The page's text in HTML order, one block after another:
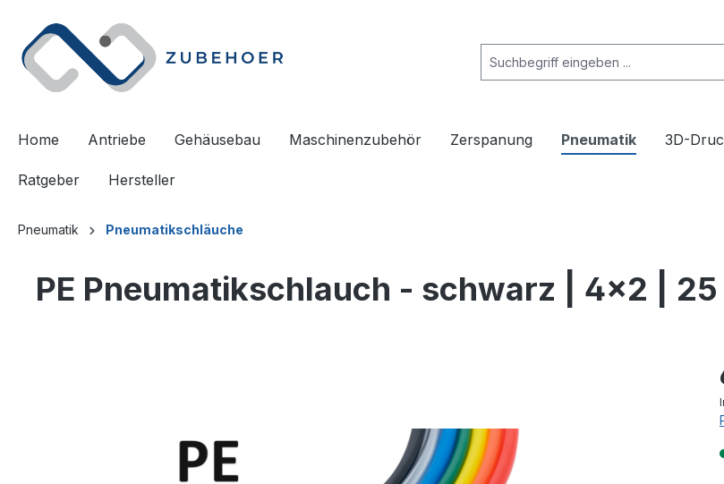
Home Antriebe Gehäusebau Maschinenzubehör Zerspanung Pneumatik 3D-
Ratgeber Hersteller
Pneumatik Pneumatikschläuche
PE Pneumatikschlauch - schwarz | 4x2 | 25